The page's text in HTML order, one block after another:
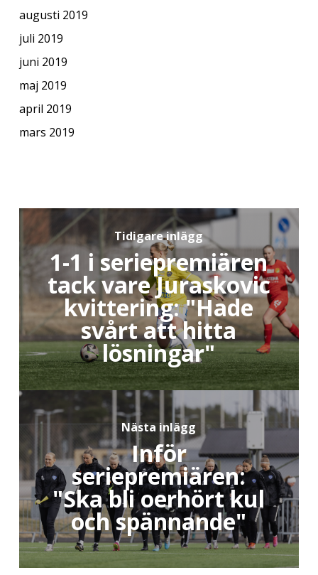
augusti 2019
juli 2019
juni 2019
maj 2019
april 2019
mars 2019
Tidigare inlägg
1-1 i seriepremiären
tack vare Juraskovic
kvittering: "Hade
svårt att hitta
lösningar"
Nästa inlägg
Inför
seriepremiären:
"Ska bli oerhört kul
och spännande"